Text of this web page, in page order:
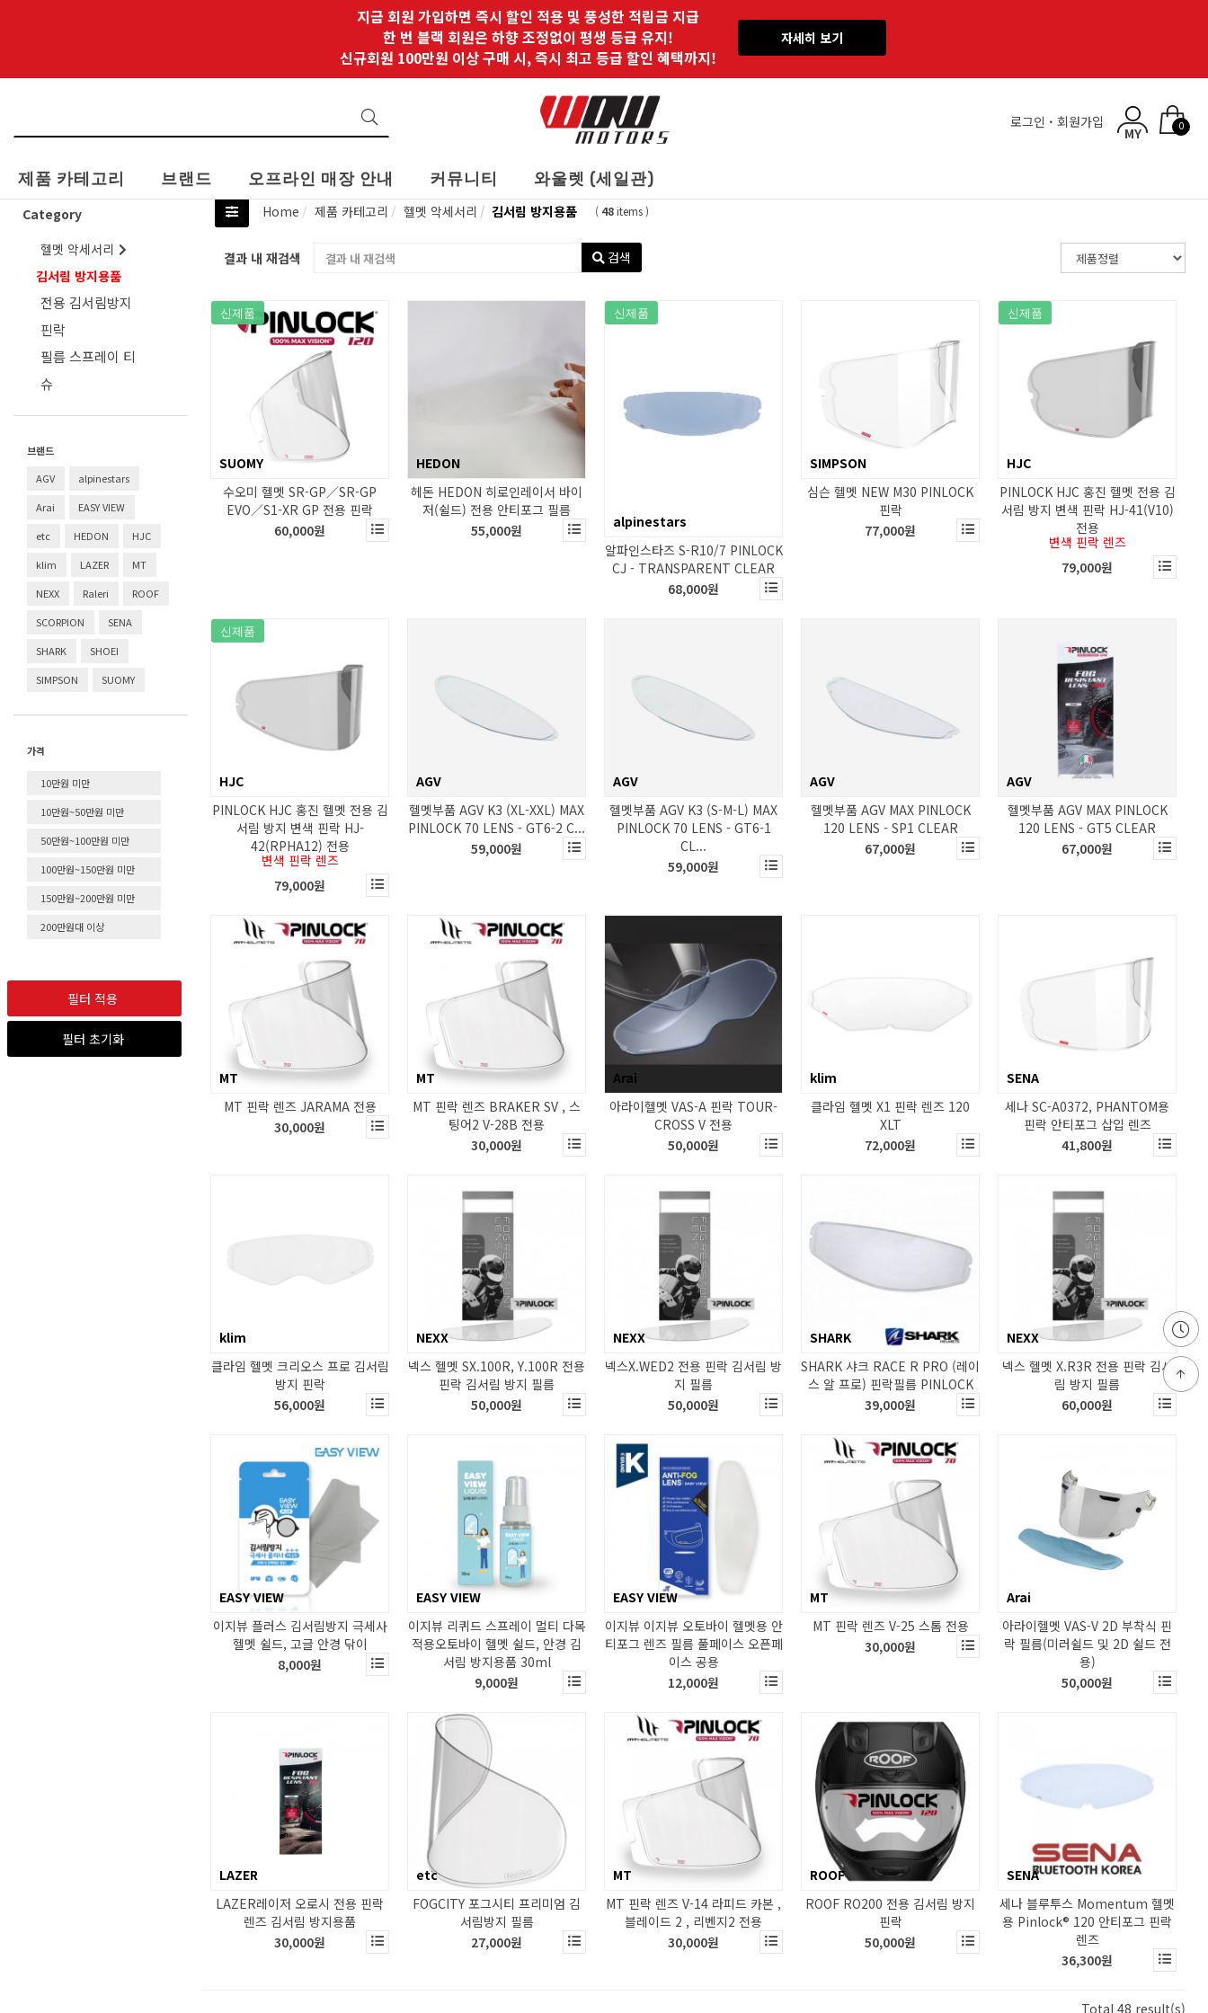
지금 회원 가입하면 즉시 할인 적용 및 풍성한 적립금 지급
한 번 블랙 회원은 하향 조정없이 평생 등급 유지!
신규회원 100만원 이상 구매 시, 즉시 최고 등급 할인 혜택까지!
자세히 보기
로그인 · 회원가입 0
제품 카테고리 브랜드 오프라인 매장 안내 커뮤니티 와울렛 (세일관)
Category
헬멧 악세서리
김서림 방지용품
전용 김서림방지
핀락
필름 스프레이 티
슈
브랜드
AGV
alpinestars
Arai EASY VIEW
etc HEDON HJC
klim LAZER MT
NEXX Raleri ROOF
SCORPION SENA
SHARK SHOEI
SIMPSON SUOMY
가격
10만원 미만
10만원~50만원 미만
50만원~100만원 미만
100만원~150만원 미만
150만원~200만원 미만
200만원대 이상
필터 적용
필터 초기화
Home 제품 카테고리 헬멧 악세서리 김서림 방지용품 ( 48items )
결과 내 재검색 검색
신제품
SUOMY
수오미 헬멧 SR-GP／SR-GP
EVO／S1-XR GP 전용 핀락
60,000원
HEDON
헤돈 HEDON 히로인레이서 바이
저(쉴드) 전용 안티포그 필름
55,000원
신제품
alpinestars
알파인스타즈 S-R10/7 PINLOCK
CJ - TRANSPARENT CLEAR
68,000원
SIMPSON
심슨 헬멧 NEW M30 PINLOCK
핀락
77,000원
신제품
HJC
PINLOCK HJC 홍진 헬멧 전용 김
서림 방지 변색 핀락 HJ-41(V10)
전용
변색 핀락 렌즈
79,000원
신제품
HJC
PINLOCK HJC 홍진 헬멧 전용 김
서림 방지 변색 핀락 HJ-
42(RPHA12) 전용
변색 핀락 렌즈
79,000원
AGV
헬멧부품 AGV K3 (XL-XXL) MAX
PINLOCK 70 LENS - GT6-2 C...
59,000원
AGV
헬멧부품 AGV K3 (S-M-L) MAX
PINLOCK 70 LENS - GT6-1
CL...
59,000원
AGV
헬멧부품 AGV MAX PINLOCK
120 LENS - SP1 CLEAR
67,000원
AGV
헬멧부품 AGV MAX PINLOCK
120 LENS - GT5 CLEAR
67,000원
MT
MT 핀락 렌즈 JARAMA 전용
30,000원
MT
MT 핀락 렌즈 BRAKER SV , 스
팅어2 V-28B 전용
30,000원
Arai
아라이헬멧 VAS-A 핀락 TOUR-
CROSS V 전용
50,000원
klim
클라임 헬멧 X1 핀락 렌즈 120
XLT
72,000원
SENA
세나 SC-A0372, PHANTOM용
핀락 안티포그 삽입 렌즈
41,800원
klim
클라임 헬멧 크리오스 프로 김서림
방지 핀락
56,000원
NEXX
넥스 헬멧 SX.100R, Y.100R 전용
핀락 김서림 방지 필름
50,000원
NEXX
넥스X.WED2 전용 핀락 김서림 방
지 필름
50,000원
SHARK
SHARK 샤크 RACE R PRO (레이
스 알 프로) 핀락필름 PINLOCK
39,000원
NEXX
넥스 헬멧 X.R3R 전용 핀락 김서
림 방지 필름
60,000원
EASY VIEW
이지뷰 플러스 김서림방지 극세사
헬멧 쉴드, 고글 안경 닦이
8,000원
EASY VIEW
이지뷰 리퀴드 스프레이 멀티 다목
적용오토바이 헬멧 쉴드, 안경 김
서림 방지용품 30ml
9,000원
EASY VIEW
이지뷰 이지뷰 오토바이 헬멧용 안
티포그 렌즈 필름 풀페이스 오픈페
이스 공용
12,000원
MT
MT 핀락 렌즈 V-25 스톰 전용
30,000원
Arai
아라이헬멧 VAS-V 2D 부착식 핀
락 필름(미러쉴드 및 2D 쉴드 전
용)
50,000원
LAZER
LAZER레이저 오로시 전용 핀락
렌즈 김서림 방지용품
30,000원
etc
FOGCITY 포그시티 프리미엄 김
서림방지 필름
27,000원
MT
MT 핀락 렌즈 V-14 라피드 카본 ,
블레이드 2 , 리벤지2 전용
30,000원
ROOF
ROOF RO200 전용 김서림 방지
핀락
50,000원
SENA
세나 블루투스 Momentum 헬멧
용 Pinlock® 120 안티포그 핀락
렌즈
36,300원
Total 48 result(s)